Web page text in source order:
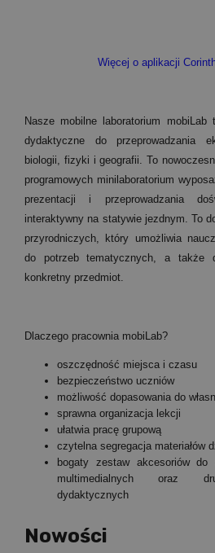
Więcej o aplikacji
Nasze mobilne laboratorium mobiLab
dydaktyczne do przeprowadzania
biologii, fizyki i geografii. To
programowych minilaboratorium
prezentacji i przeprowadzania
interaktywny na statywie jezdnym. To
przyrodniczych, który umożliwia
do potrzeb tematycznych, a także
konkretny przedmiot.
Dlaczego pracownia mobiLab?
oszczędność miejsca i czasu
bezpieczeństwo uczniów
możliwość dopasowania do
sprawna organizacja lekcji
ułatwia pracę grupową
czytelna segregacja materiałów
bogaty zestaw akcesoriów do
multimedialnych oraz
dydaktycznych
Nowości